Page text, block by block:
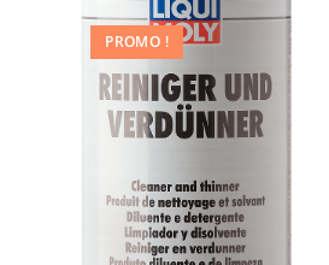
PROMO !